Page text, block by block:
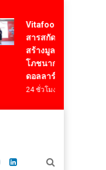
Vitafoods Asia 2026 ตัวเร่
สารสกัดไทย ชูงานวิจัย – เค
สร้างมูลค่าเศรษฐกิจใหม่ ข
โภชนาการสุขภาพโลกโตท
ดอลลาร์
24 ชั่วโมง ago